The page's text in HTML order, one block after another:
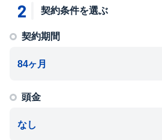
2 契約条件を選ぶ
契約期間
頭金